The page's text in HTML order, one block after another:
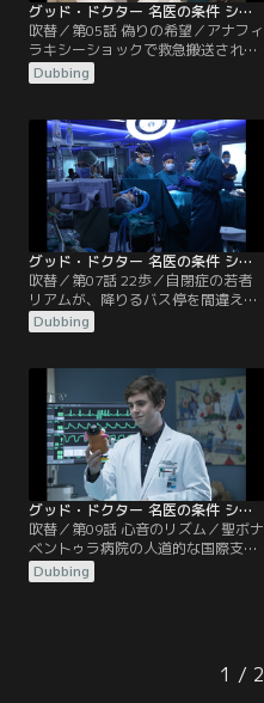
グッド・ドクター 名医の条件 シーズン1 第05話／吹替
吹替／第05話 偽りの希望／アナフィ
ラキシーショックで救急搬送された
患者ウィルクスは、腹部に激痛があ
り、CTスキャンで膵臓に病変が見つ
を採取していたとき、ウィルクスは
再びアナフィラキシーショックを起
こしてしまう。一方ショーンは、亡
くなった弟スティーヴにそっくりの
少年エヴァンに遭遇する。
Dubbing
グッド・ドクター 名医の条件 シーズン1 第07話／吹替
吹替／第07話 22歩／自閉症の若者
リアムが、降りるバス停を間違えて
パニックになり、転んで額にけがを
して運び込まれる。ショーンの対応
があったため、検査したところ胆道
に瘢痕が見つかる。リアムはじっと
していられないためMRI検査が行え
ず、診断のためにはリスクを伴う腹
腔鏡検査を行わざるを得なくなる
が…。
Dubbing
グッド・ドクター 名医の条件 シーズン1 第09話／吹替
吹替／第09話 心音のリズム／聖ボナ
ベントゥラ病院の人道的な国際支援
プログラムの対象に、重度の先天性
心疾患があるガブリエルが選ばれ
リエルを救えるのではと期待した
が、心エコー検査で想像より容体が
Dubbing
1